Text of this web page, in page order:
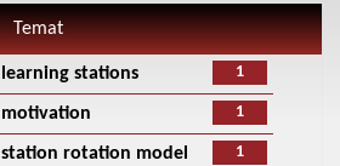
Temat
1
learning stations
1
motivation
1
station rotation model